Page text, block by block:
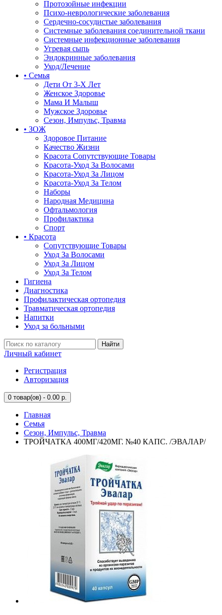
Протозойные инфекции
Психо-неврологические заболевания
Сердечно-сосудистые заболевания
Системные заболевания соединительной ткани
Системные инфекционные заболевания
Угревая сыпь
Эндокринные заболевания
Уход/Лечение
• Семья
Дети От 3-Х Лет
Женское Здоровье
Мама И Малыш
Мужское Здоровье
Сезон, Импульс, Травма
• ЗОЖ
Здоровое Питание
Качество Жизни
Красота Сопутствующие Товары
Красота-Уход За Волосами
Красота-Уход За Лицом
Красота-Уход За Телом
Наборы
Народная Медицина
Офтальмология
Профилактика
Спорт
• Красота
Сопутствующие Товары
Уход За Волосами
Уход За Лицом
Уход За Телом
Гигиена
Диагностика
Профилактическая ортопедия
Травматическая ортопедия
Напитки
Уход за больными
Найти
Личный кабинет
Регистрация
Авторизация
0 товар(ов) - 0.00 р.
Главная
Семья
Сезон, Импульс, Травма
ТРОЙЧАТКА 400МГ/420МГ. №40 КАПС. /ЭВАЛАР/